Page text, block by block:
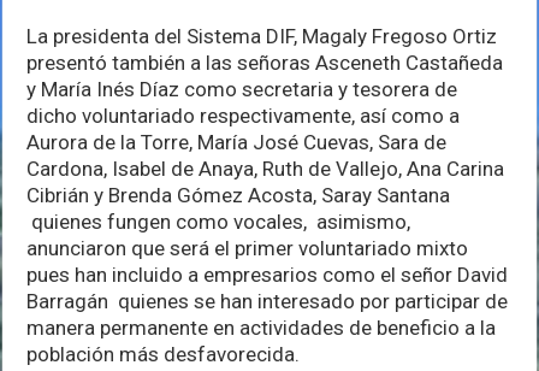
La presidenta del Sistema DIF, Magaly Fregoso Ortiz
presentó también a las señoras Asceneth Castañeda
y María Inés Díaz como secretaria y tesorera de
dicho voluntariado respectivamente, así como a
Aurora de la Torre, María José Cuevas, Sara de
Cardona, Isabel de Anaya, Ruth de Vallejo, Ana Carina
Cibrián y Brenda Gómez Acosta, Saray Santana
quienes fungen como vocales, asimismo,
anunciaron que será el primer voluntariado mixto
pues han incluido a empresarios como el señor David
Barragán quienes se han interesado por participar de
manera permanente en actividades de beneficio a la
población más desfavorecida.